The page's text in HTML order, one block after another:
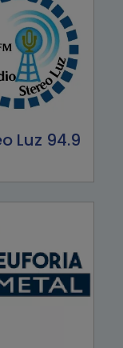
Luz 94.9